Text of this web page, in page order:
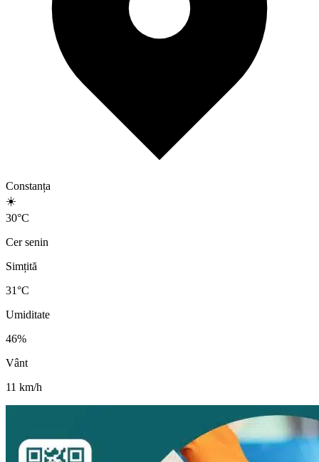
Constanța
☀️
30°C
Cer senin
Simțită
31°C
Umiditate
46%
Vânt
11 km/h